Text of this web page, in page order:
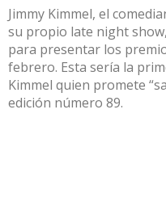
Jimmy Kimmel, el
su propio late night
para presentar los
febrero. Esta sería la
Kimmel quien promete
edición número 89.